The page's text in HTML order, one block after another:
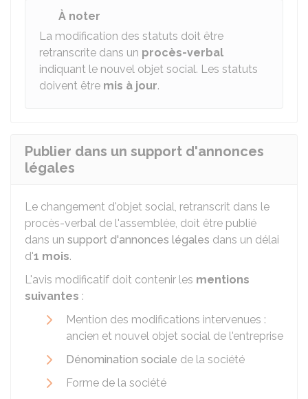
À noter
La modification des statuts doit être
retranscrite dans un procès-verbal
indiquant le nouvel objet social. Les statuts
doivent être mis à jour.
Publier dans un support d'annonces
légales
Le changement d'objet social, retranscrit dans le
procès-verbal de l'assemblée, doit être publié
dans un support d'annonces légales dans un délai
d'1 mois.
L'avis modificatif doit contenir les mentions
suivantes :
Mention des modifications intervenues :
ancien et nouvel objet social de l'entreprise
Dénomination sociale de la société
Forme de la société